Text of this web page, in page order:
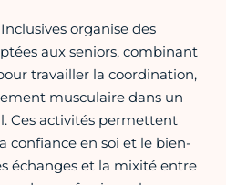
organise des
aux seniors, combinant
travailler la coordination,
musculaire dans un
Ces activités permettent
confiance en soi et le bien-
échanges et la mixité entre